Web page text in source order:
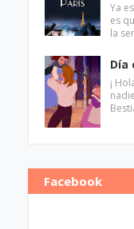
Ya
es
la
Día
¡
Facebook